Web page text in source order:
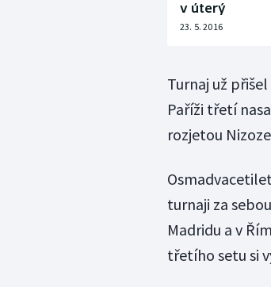
v úterý
23. 5. 2016
Turnaj už
Paříži třetí
rozjetou
turnaji za
Madridu a v
třetího setu si